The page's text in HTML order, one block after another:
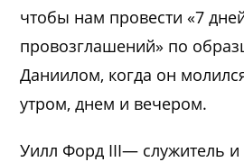
чтобы нам провести «7
провозглашений» по
Даниилом, когда он
утром, днем и вечером.
Уилл Форд III— служитель и